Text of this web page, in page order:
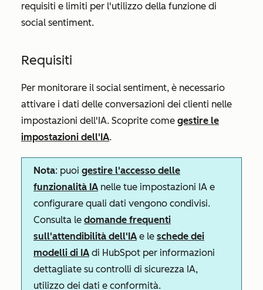
requisiti e limiti per l'utilizzo della funzione di
social sentiment.
Requisiti
Per monitorare il social sentiment, è necessario
attivare i dati delle conversazioni dei clienti nelle
impostazioni dell'IA. Scoprite come gestire le
impostazioni dell'IA.
Nota: puoi gestire l'accesso delle
funzionalità IA nelle tue impostazioni IA e
configurare quali dati vengono condivisi.
Consulta le domande frequenti
sull'attendibilità dell'IA e le schede dei
modelli di IA di HubSpot per informazioni
dettagliate su controlli di sicurezza IA,
utilizzo dei dati e conformità.